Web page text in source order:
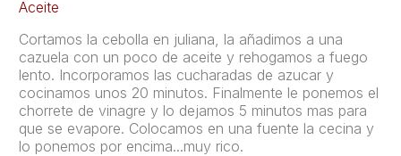
Aceite
Cortamos la cebolla en juliana, la añadimos a una
cazuela con un poco de aceite y rehogamos a fuego
lento. Incorporamos las cucharadas de azucar y
cocinamos unos 20 minutos. Finalmente le ponemos el
chorrete de vinagre y lo dejamos 5 minutos mas para
que se evapore. Colocamos en una fuente la cecina y
lo ponemos por encima...muy rico.